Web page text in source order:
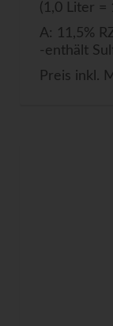
(1,0 Liter =
A: 11,5%
-enthält
Preis inkl.